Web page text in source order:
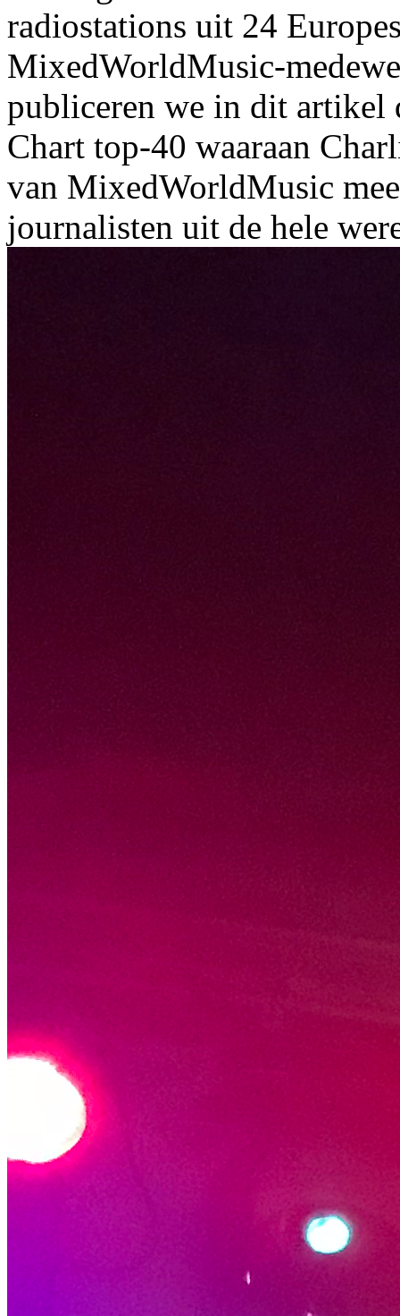
radiostations uit 24
MixedWorldMusic-
publiceren we in dit artikel
Chart top-40 waaraan
van MixedWorldMusic
journalisten uit de hele